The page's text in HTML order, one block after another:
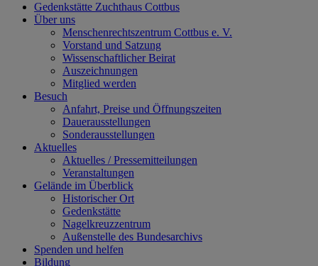
Gedenkstätte Zuchthaus Cottbus
Über uns
Menschenrechtszentrum Cottbus e. V.
Vorstand und Satzung
Wissenschaftlicher Beirat
Auszeichnungen
Mitglied werden
Besuch
Anfahrt, Preise und Öffnungszeiten
Dauerausstellungen
Sonderausstellungen
Aktuelles
Aktuelles / Pressemitteilungen
Veranstaltungen
Gelände im Überblick
Historischer Ort
Gedenkstätte
Nagelkreuzzentrum
Außenstelle des Bundesarchivs
Spenden und helfen
Bildung